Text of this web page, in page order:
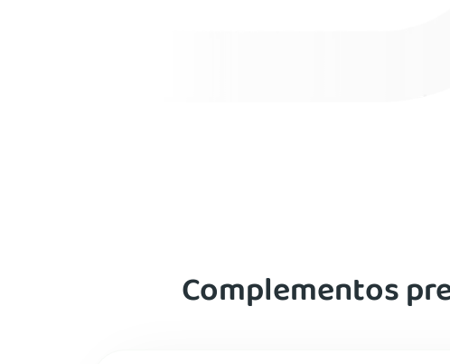
Complementos